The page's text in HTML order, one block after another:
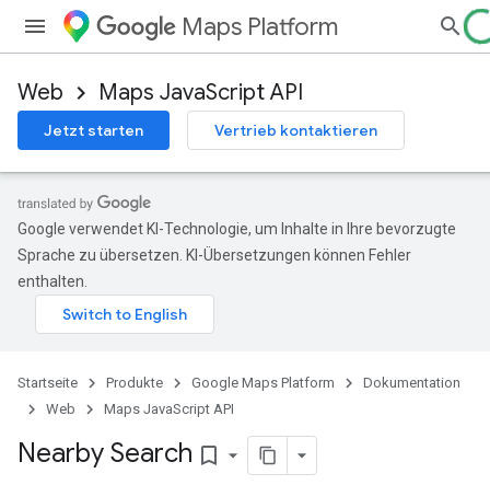
Maps Platform
Web Maps JavaScript API
Jetzt starten Vertrieb kontaktieren
Google verwendet KI-Technologie, um Inhalte in Ihre bevorzugte
Sprache zu übersetzen. KI-Übersetzungen können Fehler
enthalten.
Startseite Produkte Google Maps Platform
Dokumentation
Web
Maps JavaScript API
Nearby Search bookmark_border